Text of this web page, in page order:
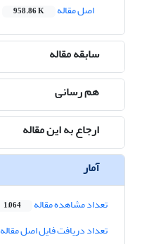
اصل مقاله
958.86 K
سابقه مقاله
هم رسانی
ارجاع به این مقاله
آمار
تعداد مشاهده مقاله 1,064
تعداد دریافت فایل اصل مقاله